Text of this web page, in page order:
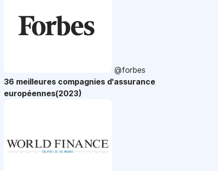
@forbes
36 meilleures compagnies d'assurance
européennes(2023)